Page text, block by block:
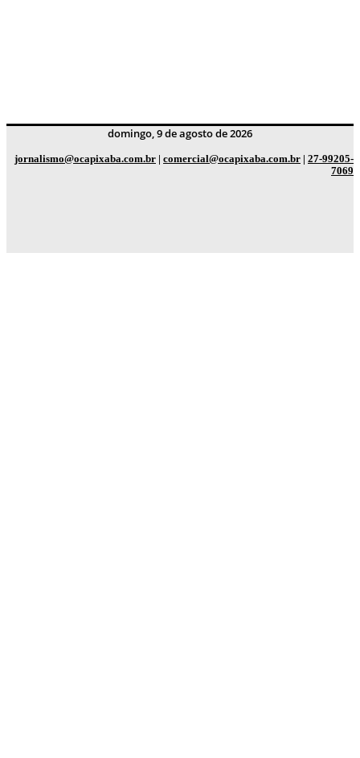
domingo, 9 de agosto de 2026
jornalismo@ocapixaba.com.br | comercial@ocapixaba.com.br | 27-99205-
7069